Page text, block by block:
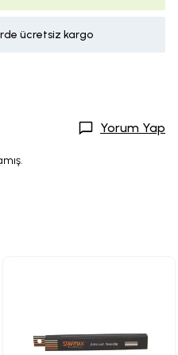
ücretsiz kargo
Yorum Yap